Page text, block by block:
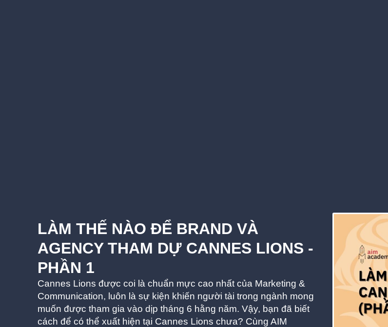
LÀM THẾ NÀO ĐỂ BRAND VÀ
AGENCY THAM DỰ CANNES LIONS -
PHẦN 1
Cannes Lions được coi là chuẩn mực cao nhất của Marketing &
Communication, luôn là sự kiện khiến người tài trong ngành mong
muốn được tham gia vào dịp tháng 6 hằng năm. Vậy, bạn đã biết
cách để có thể xuất hiện tại Cannes Lions chưa? Cùng AIM